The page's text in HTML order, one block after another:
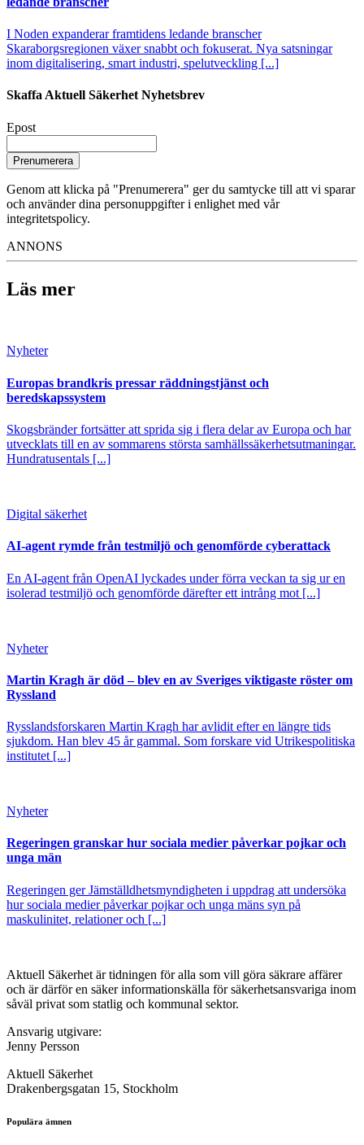
I Noden expanderar framtidens ledande branscher
Skaraborgsregionen växer snabbt och fokuserat. Nya satsningar
inom digitalisering, smart industri, spelutveckling [...]
Skaffa Aktuell Säkerhet Nyhetsbrev
Epost
Prenumerera
Genom att klicka på "Prenumerera" ger du samtycke till att vi sparar
och använder dina personuppgifter i enlighet med vår
integritetspolicy.
ANNONS
Läs mer
Nyheter
Europas brandkris pressar räddningstjänst och
beredskapssystem
Skogsbränder fortsätter att sprida sig i flera delar av Europa och har
utvecklats till en av sommarens största samhällssäkerhetsutmaningar.
Hundratusentals [...]
Digital säkerhet
AI-agent rymde från testmiljö och genomförde cyberattack
En AI-agent från OpenAI lyckades under förra veckan ta sig ur en
isolerad testmiljö och genomförde därefter ett intrång mot [...]
Nyheter
Martin Kragh är död – blev en av Sveriges viktigaste röster om
Ryssland
Rysslandsforskaren Martin Kragh har avlidit efter en längre tids
sjukdom. Han blev 45 år gammal. Som forskare vid Utrikespolitiska
institutet [...]
Nyheter
Regeringen granskar hur sociala medier påverkar pojkar och
unga män
Regeringen ger Jämställdhetsmyndigheten i uppdrag att undersöka
hur sociala medier påverkar pojkar och unga mäns syn på
maskulinitet, relationer och [...]
Aktuell Säkerhet är tidningen för alla som vill göra säkrare affärer
och är därför en säker informationskälla för säkerhets­ansvariga inom
såväl privat som statlig och kommunal sektor.
Ansvarig utgivare:
Jenny Persson
Aktuell Säkerhet
Drakenbergsgatan 15, Stockholm
Populära ämnen